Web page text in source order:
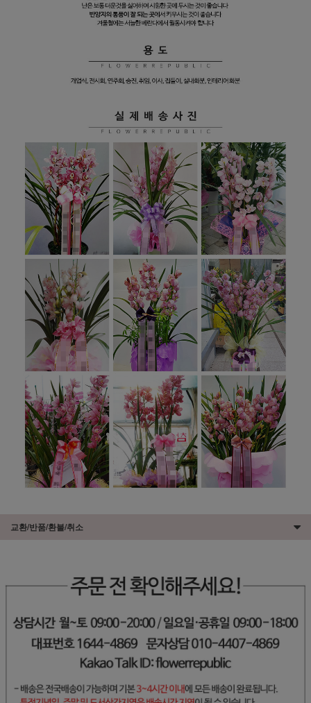
교환/반품/환불/취소